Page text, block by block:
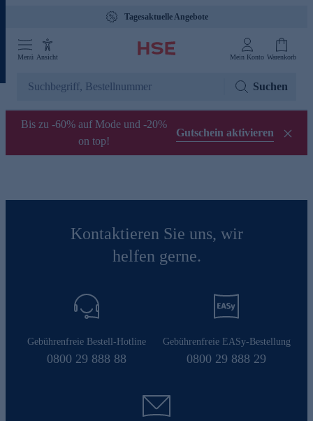
Tagesaktuelle Angebote
Menü Ansicht Mein Konto Warenkorb
Suchen
Bis zu -60% auf Mode und -20%
on top!
Gutschein aktivieren
Kontaktieren Sie uns, wir
helfen gerne.
Gebührenfreie Bestell-Hotline
0800 29 888 88
Gebührenfreie EASy-Bestellung
0800 29 888 29